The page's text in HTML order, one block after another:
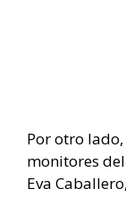
Por otro
monitores del
Eva